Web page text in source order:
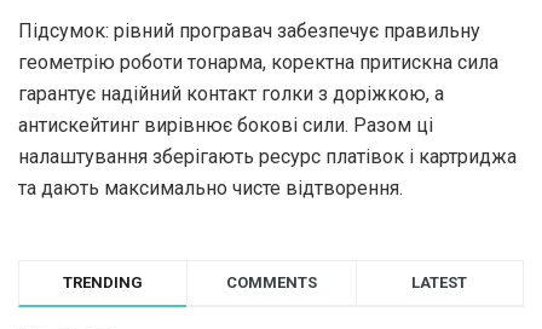
Підсумок: рівний програвач забезпечує правильну
геометрію роботи тонарма, коректна притискна сила
гарантує надійний контакт голки з доріжкою, а
антискейтинг вирівнює бокові сили. Разом ці
налаштування зберігають ресурс платівок і картриджа
та дають максимально чисте відтворення.
TRENDING COMMENTS LATEST